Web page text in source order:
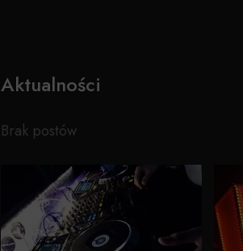
Aktualności
Brak postów